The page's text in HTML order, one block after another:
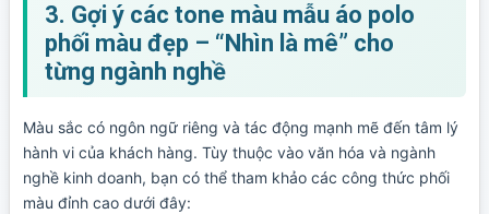
3. Gợi ý các tone màu mẫu áo polo
phối màu đẹp – “Nhìn là mê” cho
từng ngành nghề
Màu sắc có ngôn ngữ riêng và tác động mạnh mẽ đến tâm lý
hành vi của khách hàng. Tùy thuộc vào văn hóa và ngành
nghề kinh doanh, bạn có thể tham khảo các công thức phối
màu đỉnh cao dưới đây: